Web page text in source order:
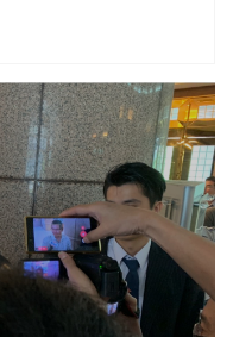
讓我們來看看本次庭期